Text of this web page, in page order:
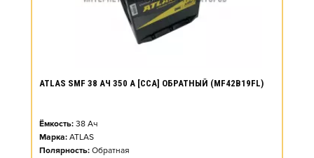
ATLAS SMF 38 АЧ 350 А [CCA] ОБРАТНЫЙ (MF42B19FL)
Ёмкость: 38 Ач
Марка: ATLAS
Полярность: Обратная